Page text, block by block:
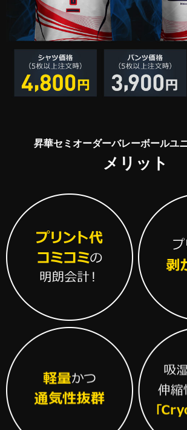
昇華セミオーダーバレーボールユ
メリット